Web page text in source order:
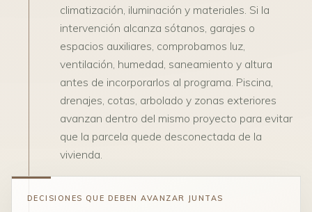
climatización, iluminación y materiales. Si la
intervención alcanza sótanos, garajes o
espacios auxiliares, comprobamos luz,
ventilación, humedad, saneamiento y altura
antes de incorporarlos al programa. Piscina,
drenajes, cotas, arbolado y zonas exteriores
avanzan dentro del mismo proyecto para evitar
que la parcela quede desconectada de la
vivienda.
DECISIONES QUE DEBEN AVANZAR JUNTAS